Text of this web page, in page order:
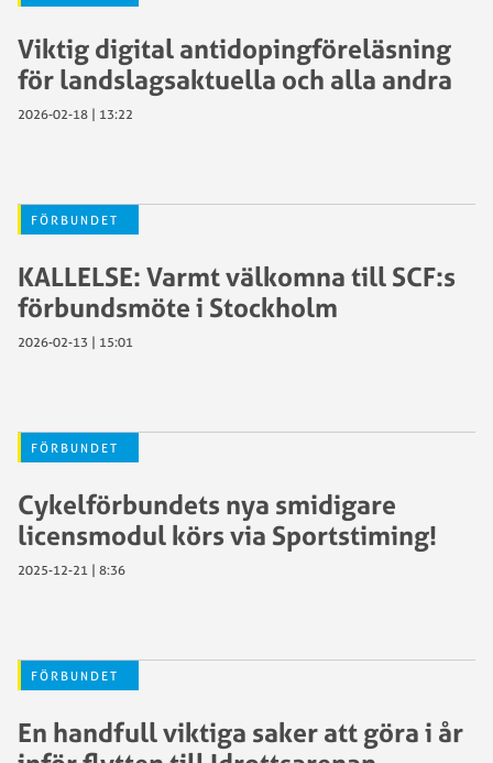
Viktig digital antidopingföreläsning
för landslagsaktuella och alla andra
2026-02-18 | 13:22
FÖRBUNDET
KALLELSE: Varmt välkomna till SCF:s
förbundsmöte i Stockholm
2026-02-13 | 15:01
FÖRBUNDET
Cykelförbundets nya smidigare
licensmodul körs via Sportstiming!
2025-12-21 | 8:36
FÖRBUNDET
En handfull viktiga saker att göra i år